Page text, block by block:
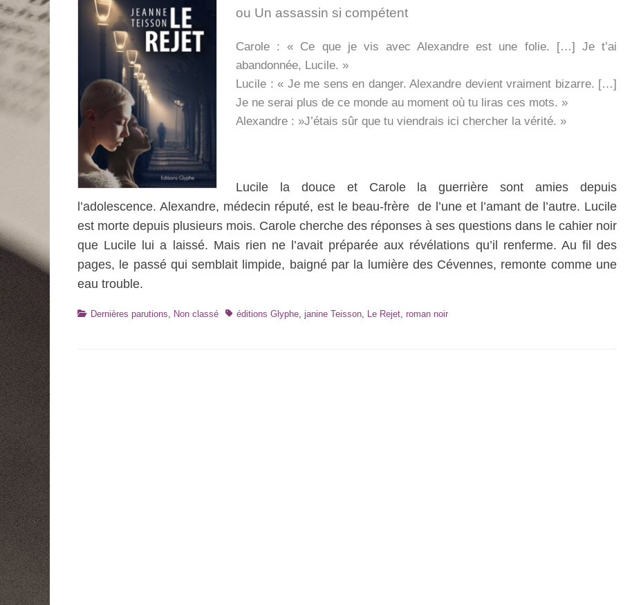
ou Un assassin si compétent
Carole : « Ce que je vis avec Alexandre est une folie. […] Je t’ai
abandonnée, Lucile. »
Lucile : « Je me sens en danger. Alexandre devient vraiment bizarre. […]
Je ne serai plus de ce monde au moment où tu liras ces mots. »
Alexandre : »J’étais sûr que tu viendrais ici chercher la vérité. »
Lucile la douce et Carole la guerrière sont amies depuis
l’adolescence. Alexandre, médecin réputé, est le beau-frère de l’une et l’amant de l’autre. Lucile
est morte depuis plusieurs mois. Carole cherche des réponses à ses questions dans le cahier noir
que Lucile lui a laissé. Mais rien ne l’avait préparée aux révélations qu’il renferme. Au fil des
pages, le passé qui semblait limpide, baigné par la lumière des Cévennes, remonte comme une
eau trouble.
Catégories
Dernières parutions, Non classé Tagséditions Glyphe, janine Teisson, Le Rejet, roman noir